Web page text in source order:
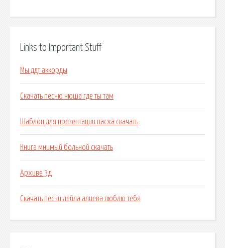
Links to Important Stuff
Мы ддт аккорды
Скачать песню нюша где ты там
Шаблон для презентации пасха скачать
Книга мнимый больной скачать
Архиве 3д
Скачать песни лейла алиева люблю тебя